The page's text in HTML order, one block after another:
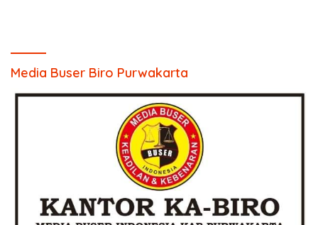
Media Buser Biro Purwakarta